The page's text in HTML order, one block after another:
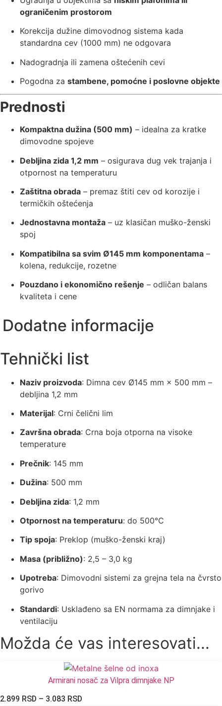
ograničenim prostorom
Korekcija dužine dimovodnog sistema kada
standardna cev (1000 mm) ne odgovara
Nadogradnja ili zamena oštećenih cevi
Pogodna za stambene, pomoćne i poslovne objekte
Prednosti
Kompaktna dužina (500 mm) – idealna za kratke
dimovodne spojeve
Debljina zida 1,2 mm – osigurava dug vek trajanja i
otpornost na temperaturu
Zaštitna obrada – premaz štiti cev od korozije i
termičkih oštećenja
Jednostavna montaža – uz klasičan muško-ženski
spoj
Kompatibilna sa svim Ø145 mm komponentama –
kolena, redukcije, rozetne
Pouzdano i ekonomično rešenje – odličan balans
kvaliteta i cene
Dodatne informacije
Tehnički list
Naziv proizvoda: Dimna cev Ø145 mm × 500 mm –
debljina 1,2 mm
Materijal: Crni čelični lim
Završna obrada: Crna boja otporna na visoke
temperature
Prečnik: 145 mm
Dužina: 500 mm
Debljina zida: 1,2 mm
Otpornost na temperaturu: do 500°C
Tip spoja: Preklop (muško-ženski kraj)
Masa (približno): 2,5 – 3,0 kg
Upotreba: Dimovodni sistemi za grejna tela na čvrsto
gorivo
Standardi: Usklađeno sa EN normama za dimnjake i
ventilaciju
Možda će vas interesovati...
Armirani nosač za Vilpra dimnjake NP
2.899 RSD – 3.083 RSD